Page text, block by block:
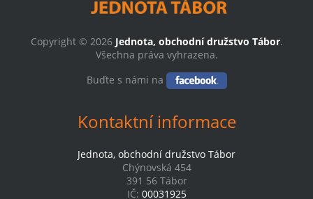
Copyright © 2026 Jednota, obchodní družstvo Tábor.
Všechna práva vyhrazena.
Buďte s námi na
Kontaktní informace
Jednota, obchodní družstvo Tábor
Chýnovská 454
391 56 Tábor
IČ: 00031925